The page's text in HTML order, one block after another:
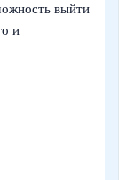
выйти
и